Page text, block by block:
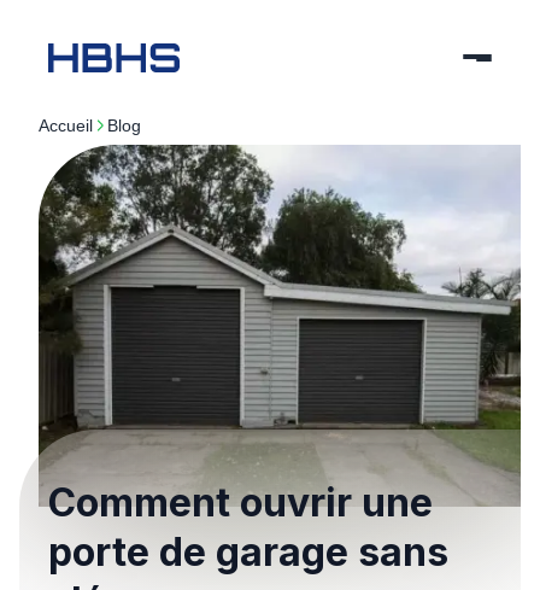
Accueil blog
Comment ouvrir une
porte de garage sans